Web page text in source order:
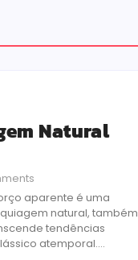
Natural
aparente é uma
natural, também
tendências
atemporal....